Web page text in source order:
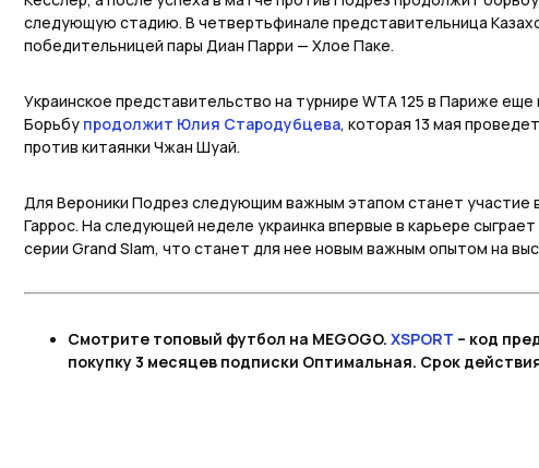
следующую стадию. В четвертьфинале представительница
победительницей пары Диан Парри — Хлое Паке.
Украинское представительство на турнире WTA 125 в Париже еще
Борьбу продолжит Юлия Стародубцева, которая 13 мая
против китаянки Чжан Шуай.
Для Вероники Подрез следующим важным этапом станет участие
Гаррос. На следующей неделе украинка впервые в карьере
серии Grand Slam, что станет для нее новым важным опытом на
Смотрите топовый футбол на MEGOGO. XSPORT – код
покупку 3 месяцев подписки Оптимальная. Срок